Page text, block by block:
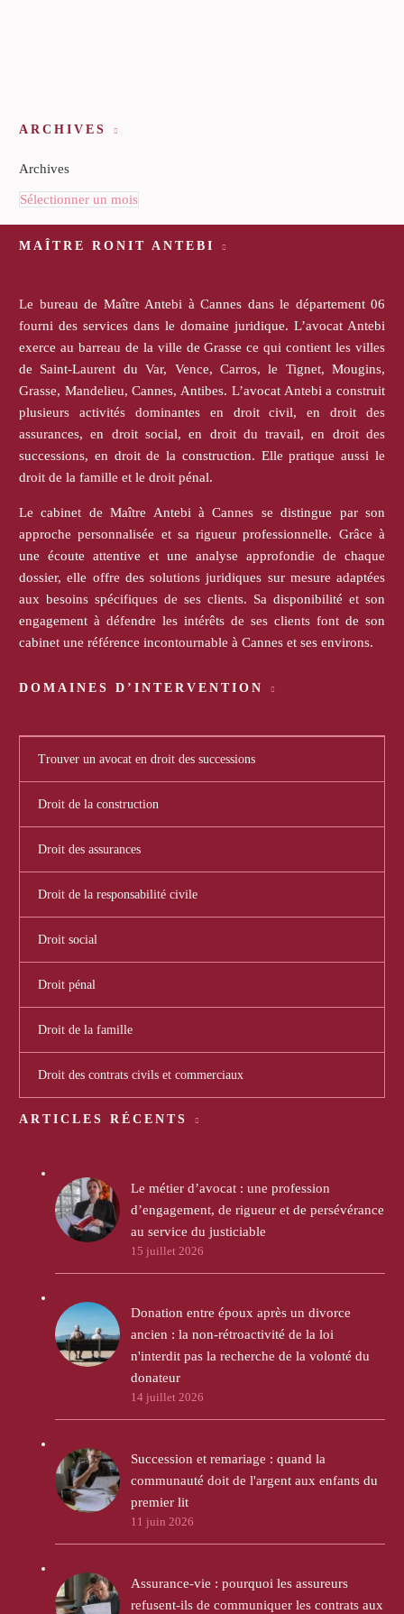
ARCHIVES
Archives
Sélectionner un mois
MAÎTRE RONIT ANTEBI
Le bureau de Maître Antebi à Cannes dans le département 06
fourni des services dans le domaine juridique. L’avocat Antebi
exerce au barreau de la ville de Grasse ce qui contient les villes
de Saint-Laurent du Var, Vence, Carros, le Tignet, Mougins,
Grasse, Mandelieu, Cannes, Antibes. L’avocat Antebi a construit
plusieurs activités dominantes en droit civil, en droit des
assurances, en droit social, en droit du travail, en droit des
successions, en droit de la construction. Elle pratique aussi le
droit de la famille et le droit pénal.
Le cabinet de Maître Antebi à Cannes se distingue par son
approche personnalisée et sa rigueur professionnelle. Grâce à
une écoute attentive et une analyse approfondie de chaque
dossier, elle offre des solutions juridiques sur mesure adaptées
aux besoins spécifiques de ses clients. Sa disponibilité et son
engagement à défendre les intérêts de ses clients font de son
cabinet une référence incontournable à Cannes et ses environs.
DOMAINES D’INTERVENTION
Trouver un avocat en droit des successions
Droit de la construction
Droit des assurances
Droit de la responsabilité civile
Droit social
Droit pénal
Droit de la famille
Droit des contrats civils et commerciaux
ARTICLES RÉCENTS
Le métier d’avocat : une profession
d’engagement, de rigueur et de persévérance
au service du justiciable
15 juillet 2026
Donation entre époux après un divorce
ancien : la non-rétroactivité de la loi
n'interdit pas la recherche de la volonté du
donateur
14 juillet 2026
Succession et remariage : quand la
communauté doit de l'argent aux enfants du
premier lit
11 juin 2026
Assurance-vie : pourquoi les assureurs
refusent-ils de communiquer les contrats aux